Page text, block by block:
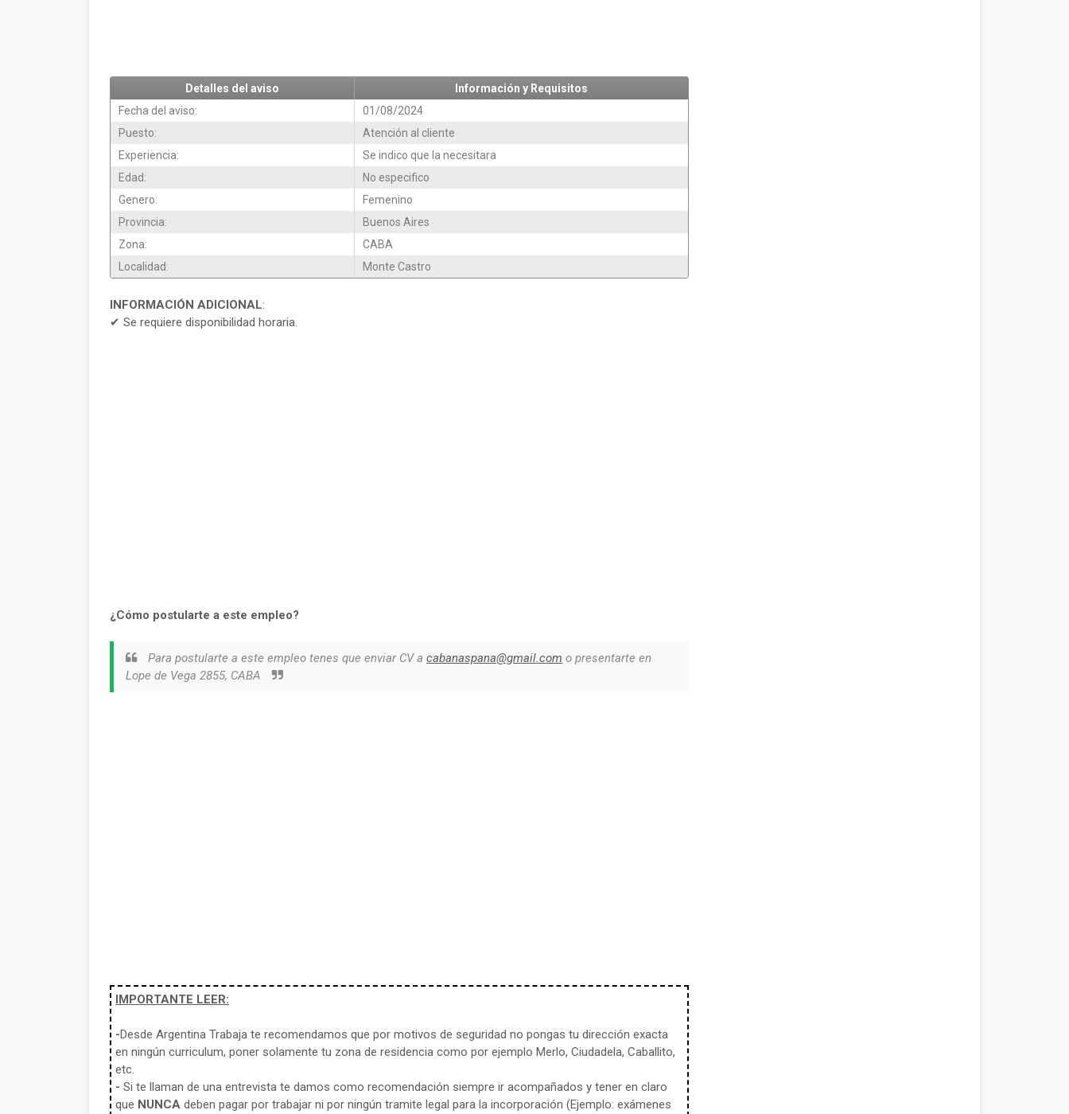
Detalles del aviso
Información y Requisitos
Fecha del aviso:
01/08/2024
Puesto:
Atención al cliente
Experiencia:
Se indico que la necesitara
Edad:
No especifico
Genero:
Femenino
Provincia:
Buenos Aires
Zona:
CABA
Localidad:
Monte Castro
INFORMACIÓN ADICIONAL:
✔ Se requiere disponibilidad horaria.
¿Cómo postularte a este empleo?
Para postularte a este empleo tenes que enviar CV a cabanaspana@gmail.com o presentarte en
Lope de Vega 2855, CABA
IMPORTANTE LEER:
-Desde Argentina Trabaja te recomendamos que por motivos de seguridad no pongas tu dirección exacta
en ningún curriculum, poner solamente tu zona de residencia como por ejemplo Merlo, Ciudadela, Caballito,
etc.
- Si te llaman de una entrevista te damos como recomendación siempre ir acompañados y tener en claro
que NUNCA deben pagar por trabajar ni por ningún tramite legal para la incorporación (Ejemplo: exámenes